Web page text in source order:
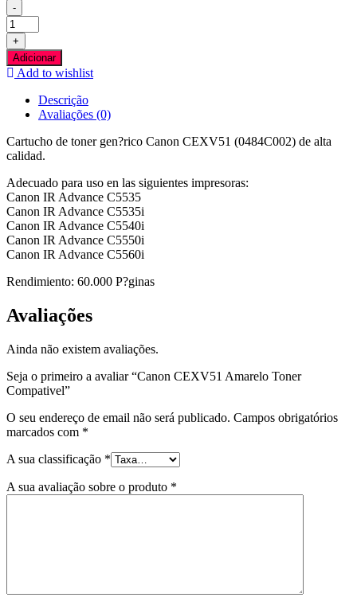
-
Quantidade
de
Canon
CEXV51
Amarelo
Compativel
+
Adicionar
Add to wishlist
Descrição
Avaliações (0)
Cartucho de toner gen?rico Canon CEXV51 (0484C002) de alta
calidad.
Adecuado para uso en las siguientes impresoras:
Canon IR Advance C5535
Canon IR Advance C5535i
Canon IR Advance C5540i
Canon IR Advance C5550i
Canon IR Advance C5560i
Rendimiento: 60.000 P?ginas
Avaliações
Ainda não existem avaliações.
Seja o primeiro a avaliar “Canon CEXV51 Amarelo Toner
Compativel”
O seu endereço de email não será publicado. Campos obrigatórios
marcados com *
A sua classificação *
A sua avaliação sobre o produto *